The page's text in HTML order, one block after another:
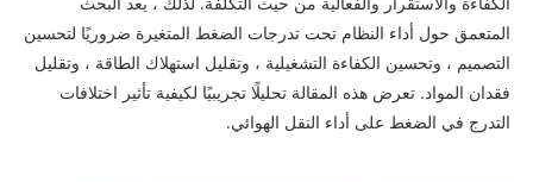
المتعمق حول أداء النظام تحت تدرجات الضغط المتغيرة ضروريًا لتحسين
التصميم ، وتحسين الكفاءة التشغيلية ، وتقليل استهلاك الطاقة ، وتقليل
فقدان المواد. تعرض هذه المقالة تحليلًا تجريبيًا لكيفية تأثير اختلافات
التدرج في الضغط على أداء النقل الهوائي.